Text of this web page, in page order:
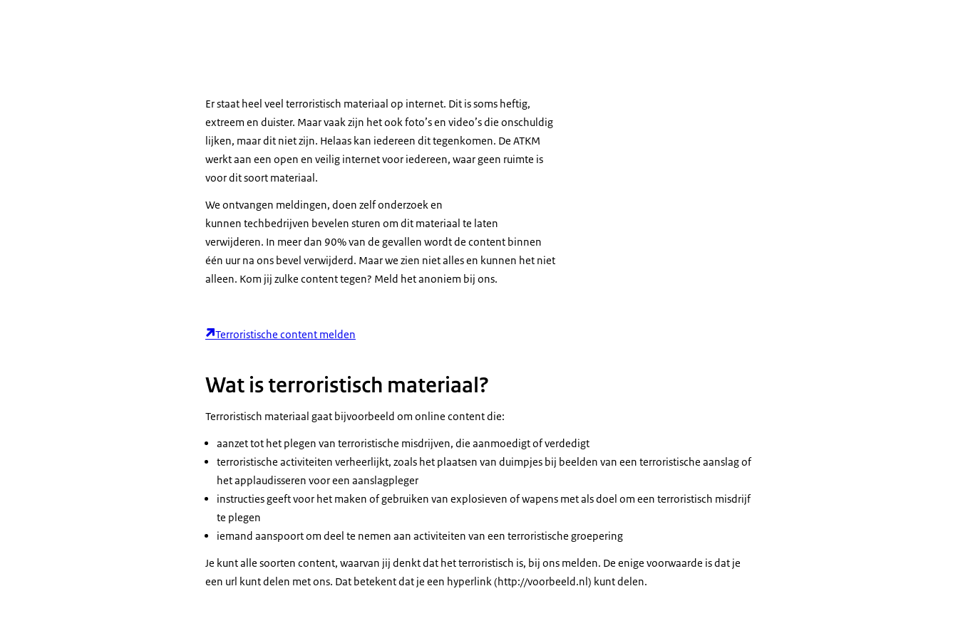
Er staat heel veel terroristisch materiaal op internet. Dit is soms heftig,
extreem en duister. Maar vaak zijn het ook foto’s en video’s die onschuldig
lijken, maar dit niet zijn. Helaas kan iedereen dit tegenkomen. De ATKM
werkt aan een open en veilig internet voor iedereen, waar geen ruimte is
voor dit soort materiaal.
We ontvangen meldingen, doen zelf onderzoek en
kunnen techbedrijven bevelen sturen om dit materiaal te laten
verwijderen. In meer dan 90% van de gevallen wordt de content binnen
één uur na ons bevel verwijderd. Maar we zien niet alles en kunnen het niet
alleen. Kom jij zulke content tegen? Meld het anoniem bij ons.
Terroristische content melden
Wat is terroristisch materiaal?
Terroristisch materiaal gaat bijvoorbeeld om online content die:
aanzet tot het plegen van terroristische misdrijven, die aanmoedigt of verdedigt
terroristische activiteiten verheerlijkt, zoals het plaatsen van duimpjes bij beelden van een terroristische aanslag of
het applaudisseren voor een aanslagpleger
instructies geeft voor het maken of gebruiken van explosieven of wapens met als doel om een terroristisch misdrijf
te plegen
iemand aanspoort om deel te nemen aan activiteiten van een terroristische groepering
Je kunt alle soorten content, waarvan jij denkt dat het terroristisch is, bij ons melden. De enige voorwaarde is dat je
een url kunt delen met ons. Dat betekent dat je een hyperlink (http://voorbeeld.nl) kunt delen.